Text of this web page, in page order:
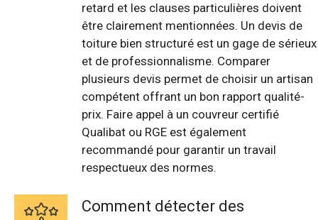
retard et les clauses particulières doivent
être clairement mentionnées. Un devis de
toiture bien structuré est un gage de sérieux
et de professionnalisme. Comparer
plusieurs devis permet de choisir un artisan
compétent offrant un bon rapport qualité-
prix. Faire appel à un couvreur certifié
Qualibat ou RGE est également
recommandé pour garantir un travail
respectueux des normes.
Comment détecter des